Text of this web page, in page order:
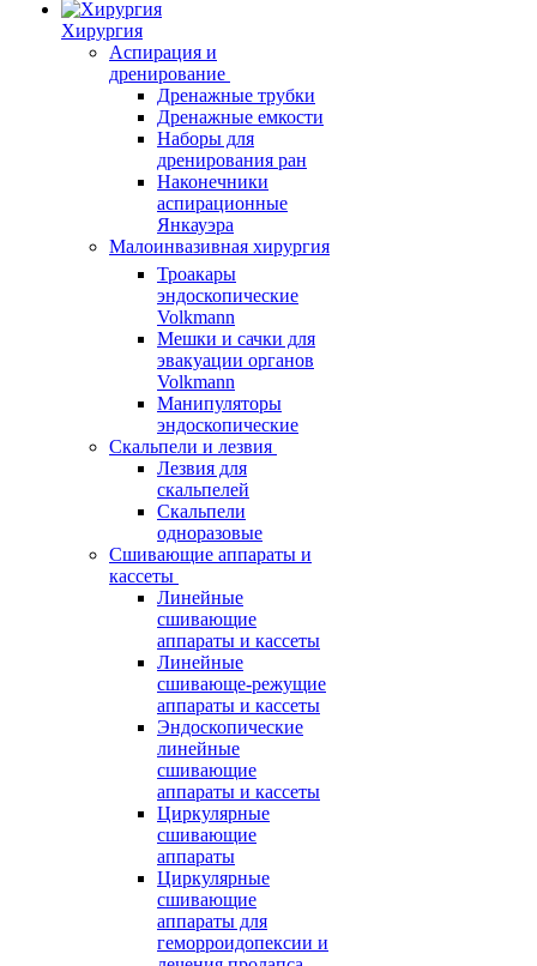
Хирургия
Аспирация и
дренирование
Дренажные трубки
Дренажные емкости
Наборы для
дренирования ран
Наконечники
аспирационные
Янкауэра
Малоинвазивная хирургия
Троакары
эндоскопические
Volkmann
Мешки и сачки для
эвакуации органов
Volkmann
Манипуляторы
эндоскопические
Скальпели и лезвия
Лезвия для
скальпелей
Скальпели
одноразовые
Сшивающие аппараты и
кассеты
Линейные
сшивающие
аппараты и кассеты
Линейные
сшивающе-режущие
аппараты и кассеты
Эндоскопические
линейные
сшивающие
аппараты и кассеты
Циркулярные
сшивающие
аппараты
Циркулярные
сшивающие
аппараты для
геморроидопексии и